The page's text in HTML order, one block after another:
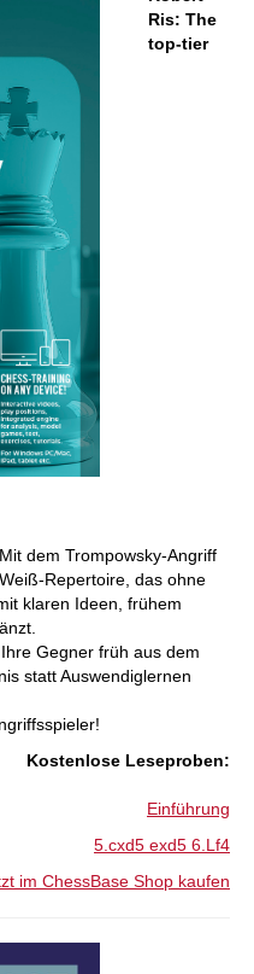
Ris​: The
top-tier
dem Trompowsky-Angriff
Repertoire, das ohne
klaren Ideen, frühem
Gegner früh aus dem
statt Auswendiglernen
:Kostenlose Leseproben
Einführung
5.cxd5 exd5 6.Lf4
im ChessBase Shop kaufen